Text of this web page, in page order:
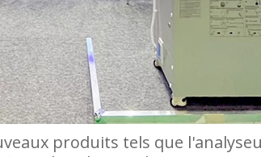
produits tels que